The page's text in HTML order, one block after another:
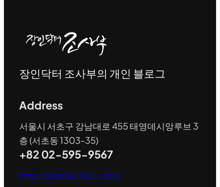
장인닥터 조사부의 개인 블로그
Address
서울시 서초구 강남대로 455 태영데시앙루브 3
층 (서초동 1303-35)
+82 02-595-9567
http://labellaclinic.com/